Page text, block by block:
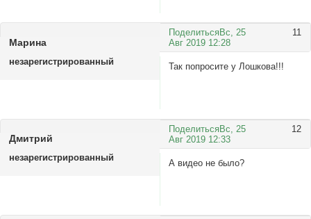
Поделиться 11
Вс, 25
Авг 2019 12:28
Маринa
незарегистрированный
Так попросите у Лошкова!!!
Поделиться 12
Вс, 25
Авг 2019 12:33
Дмитрий
незарегистрированный
А видео не было?